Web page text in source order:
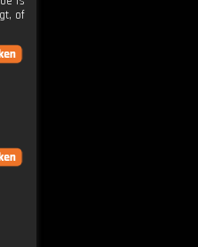
of